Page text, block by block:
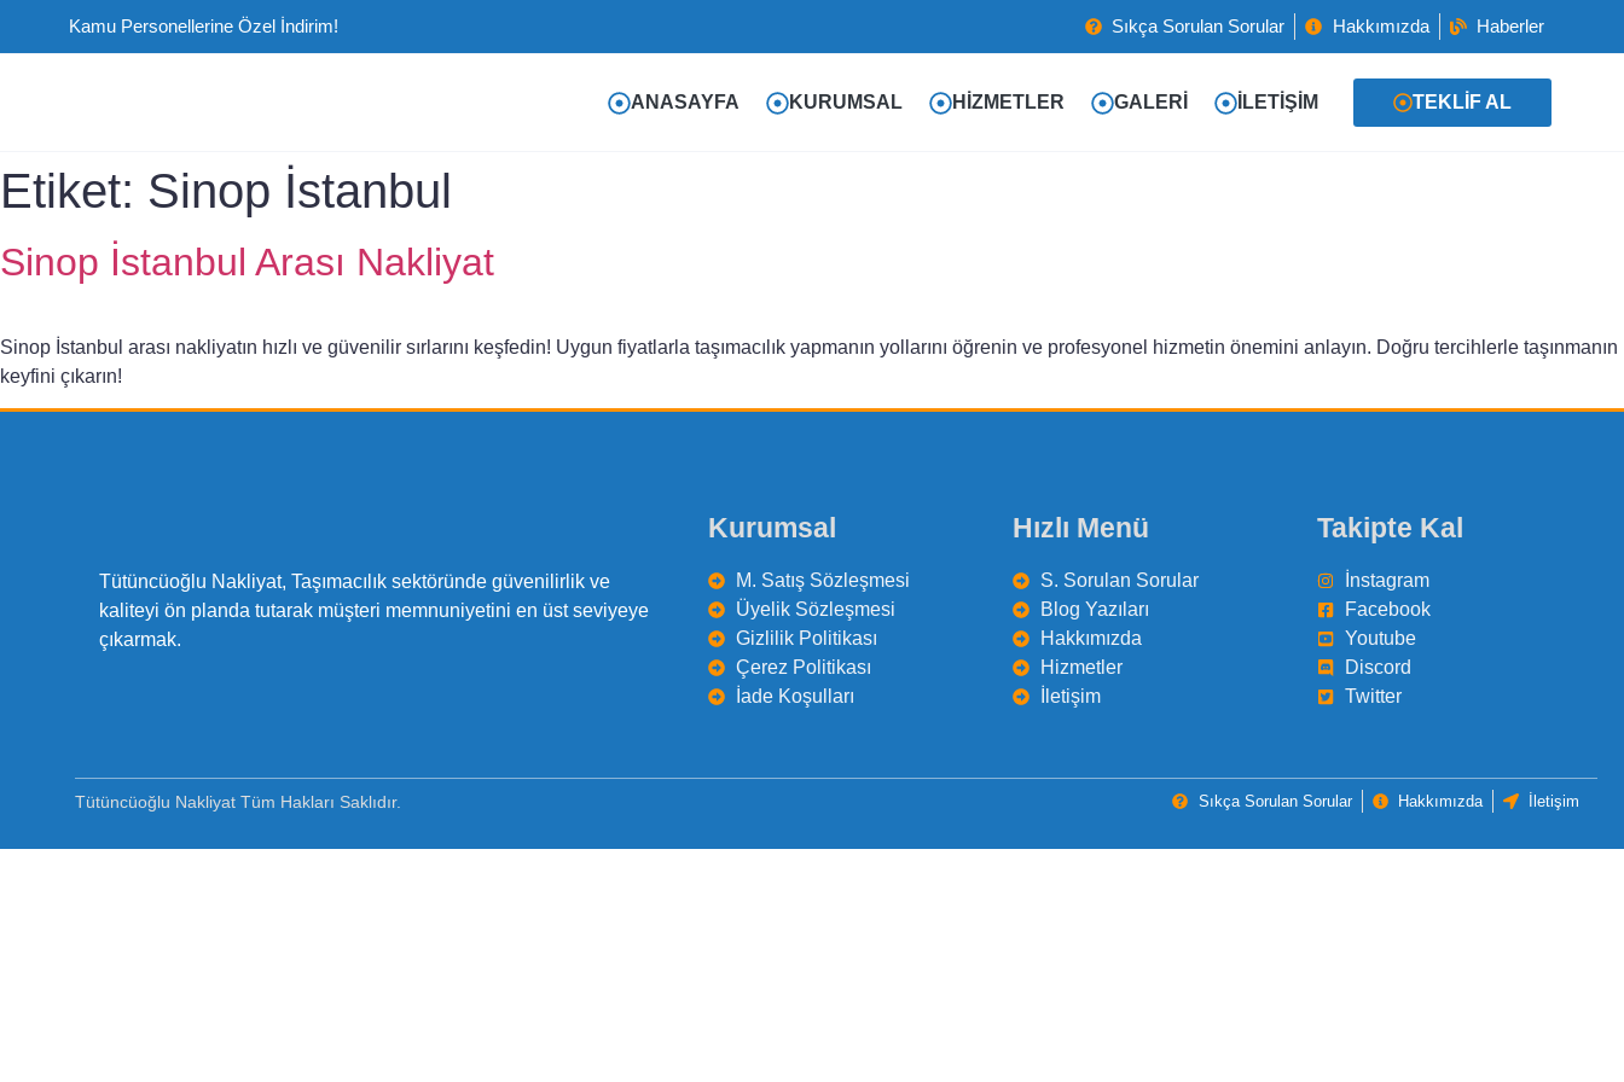
Kamu Personellerine Özel İndirim! Sıkça Sorulan Sorular Hakkımızda Haberler
ANASAYFA KURUMSAL HIZMETLER GALERI İLETIŞIM TEKLIF AL
Etiket: Sinop İstanbul
Sinop İstanbul Arası Nakliyat
Sinop İstanbul arası nakliyatın hızlı ve güvenilir sırlarını keşfedin! Uygun fiyatlarla taşımacılık yapmanın yollarını öğrenin ve profesyonel hizmetin önemini anlayın. Doğru tercihlerle taşınmanın
keyfini çıkarın!
Tütüncüoğlu Nakliyat, Taşımacılık sektöründe güvenilirlik ve
kaliteyi ön planda tutarak müşteri memnuniyetini en üst seviyeye
çıkarmak.
Kurumsal
M. Satış Sözleşmesi
Üyelik Sözleşmesi
Gizlilik Politikası
Çerez Politikası
İade Koşulları
Hızlı Menü
S. Sorulan Sorular
Blog Yazıları
Hakkımızda
Hizmetler
İletişim
Takipte Kal
İnstagram
Facebook
Youtube
Discord
Twitter
Tütüncüoğlu Nakliyat Tüm Hakları Saklıdır. Sıkça Sorulan Sorular Hakkımızda İletişim